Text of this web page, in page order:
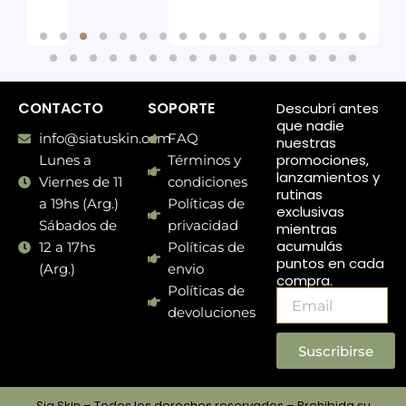
CONTACTO
info@siatuskin.com
Lunes a
Viernes de 11
a 19hs (Arg.)
Sábados de
12 a 17hs
(Arg.)
SOPORTE
FAQ
Términos y
condiciones
Políticas de
privacidad
Políticas de
envio
Políticas de
devoluciones
Descubrí antes
que nadie
nuestras
promociones,
lanzamientos y
rutinas
exclusivas
mientras
acumulás
puntos en cada
compra.
Suscribirse